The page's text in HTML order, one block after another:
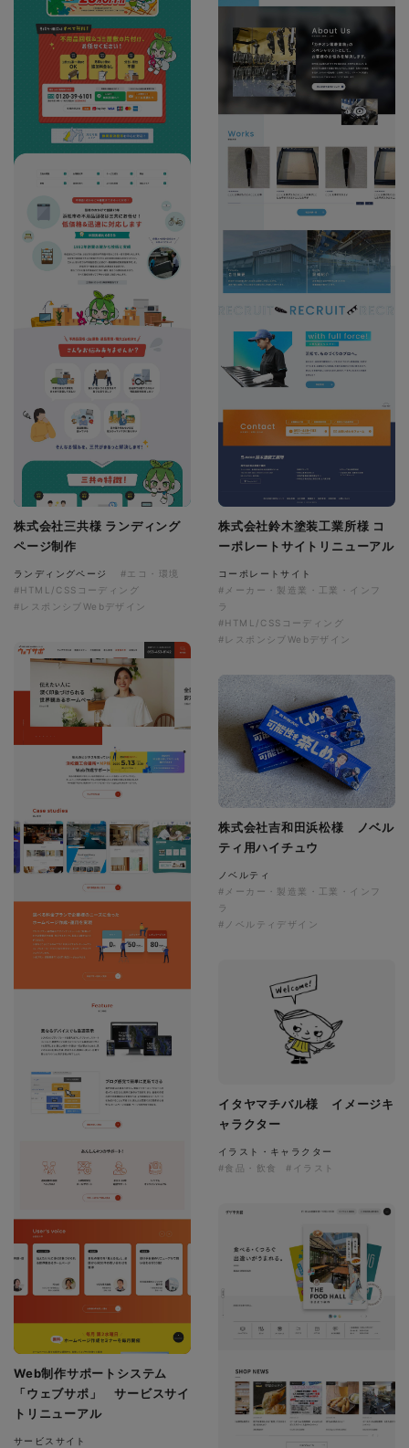
株式会社三共様 ランディング
ページ制作
ランディングページ
#エコ・環境
#HTML/CSSコーディング
#レスポンシブWebデザイン
株式会社鈴木塗装工業所様 コ
ーポレートサイトリニューアル
コーポレートサイト
#メーカー・製造業・工業・インフ
ラ
#HTML/CSSコーディング
#レスポンシブWebデザイン
Web制作サポートシステム
「ウェブサポ」 サービスサイ
トリニューアル
サービスサイト
株式会社吉和田浜松様 ノベル
ティ用ハイチュウ
ノベルティ
#メーカー・製造業・工業・インフ
ラ
#ノベルティデザイン
イタヤマチバル様 イメージキ
ャラクター
イラスト・キャラクター
#食品・飲食
#イラスト